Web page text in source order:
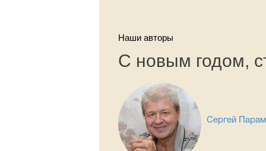
Наши авторы
С новым годом,
Сергей